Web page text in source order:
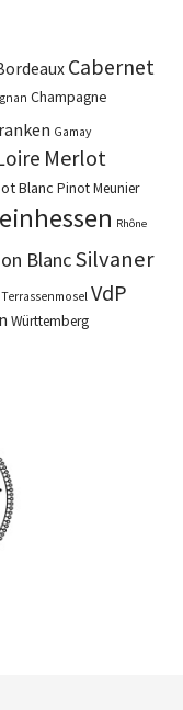
Cabernet
Champagne
Gamay
Merlot
Blanc Pinot Meunier
Rhône
BlancSilvaner
Terrassenmosel VdP
Württemberg